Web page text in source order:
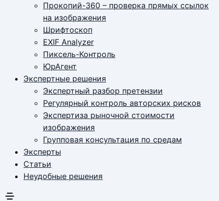
Прокопий-360 – проверка прямых ссылок
на изображения
Шрифтоскоп
EXIF Analyzer
Пиксель-Контроль
ЮрАгент
Экспертные решения
Экспертный разбор претензии
Регулярный контроль авторских рисков
Экспертиза рыночной стоимости
изображения
Групповая консультация по средам
Эксперты
Статьи
Неудобные решения